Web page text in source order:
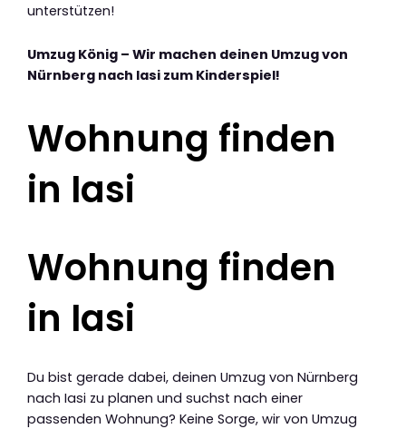
unterstützen!
Umzug König – Wir machen deinen Umzug von
Nürnberg nach Iasi zum Kinderspiel!
Wohnung finden
in Iasi
Wohnung finden
in Iasi
Du bist gerade dabei, deinen Umzug von Nürnberg
nach Iasi zu planen und suchst nach einer
passenden Wohnung? Keine Sorge, wir von Umzug